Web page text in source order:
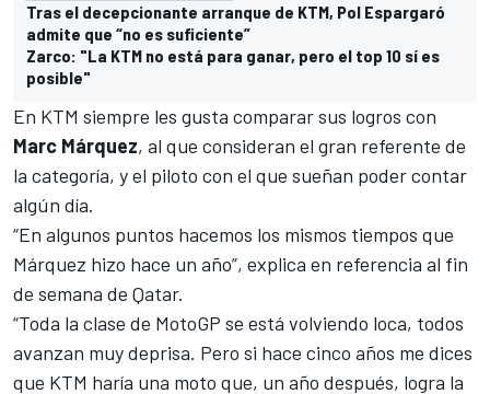
Tras el decepcionante arranque de KTM, Pol Espargaró
admite que “no es suficiente”
Zarco: "La KTM no está para ganar, pero el top 10 sí es
posible"
En KTM siempre les gusta comparar sus logros con
Marc Márquez, al que consideran el gran referente de
la categoría, y el piloto con el que sueñan poder contar
algún día.
“En algunos puntos hacemos los mismos tiempos que
Márquez hizo hace un año”, explica en referencia al fin
de semana de Qatar.
“Toda la clase de MotoGP se está volviendo loca, todos
avanzan muy deprisa. Pero si hace cinco años me dices
que KTM haría una moto que, un año después, logra la